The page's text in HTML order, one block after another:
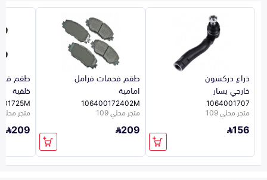
ذراع دركسون
خارجي يسار
1064001707
متجر محلي 109
156
طقم فحمات فرامل
امامية
106400172402M
متجر محلي 109
209
طقم
خلفية
متجر محلي
209